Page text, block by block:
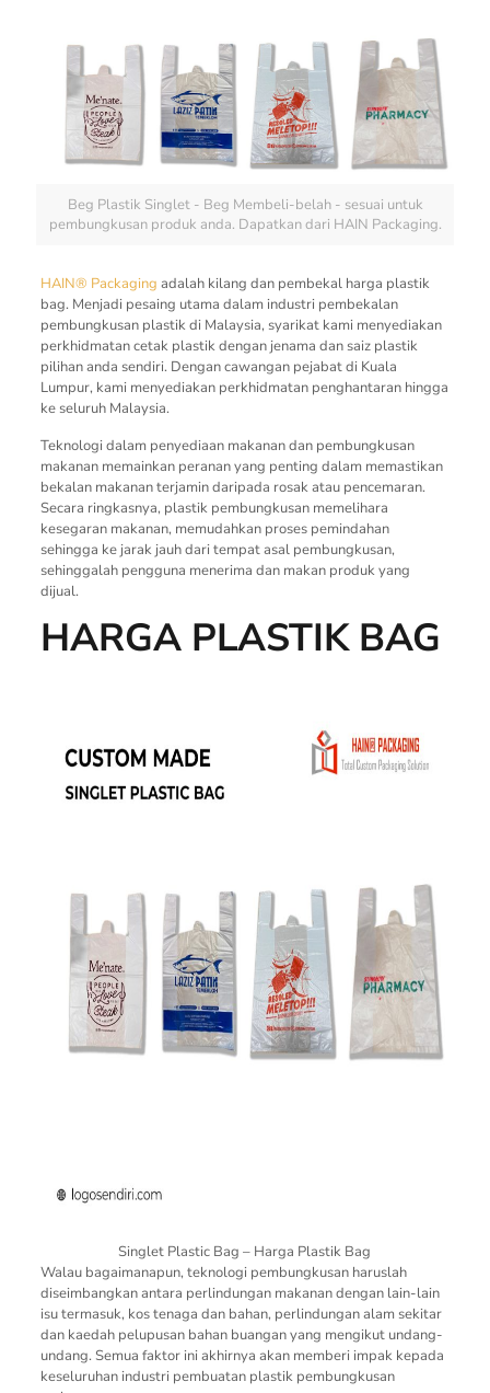
Beg Plastik Singlet - Beg Membeli-belah - sesuai untuk
pembungkusan produk anda. Dapatkan dari HAIN Packaging.
HAIN® Packaging adalah kilang dan pembekal harga plastik
bag. Menjadi pesaing utama dalam industri pembekalan
pembungkusan plastik di Malaysia, syarikat kami menyediakan
perkhidmatan cetak plastik dengan jenama dan saiz plastik
pilihan anda sendiri. Dengan cawangan pejabat di Kuala
Lumpur, kami menyediakan perkhidmatan penghantaran hingga
ke seluruh Malaysia.
Teknologi dalam penyediaan makanan dan pembungkusan
makanan memainkan peranan yang penting dalam memastikan
bekalan makanan terjamin daripada rosak atau pencemaran.
Secara ringkasnya, plastik pembungkusan memelihara
kesegaran makanan, memudahkan proses pemindahan
sehingga ke jarak jauh dari tempat asal pembungkusan,
sehinggalah pengguna menerima dan makan produk yang
dijual.
HARGA PLASTIK BAG
Singlet Plastic Bag – Harga Plastik Bag
Walau bagaimanapun, teknologi pembungkusan haruslah
diseimbangkan antara perlindungan makanan dengan lain-lain
isu termasuk, kos tenaga dan bahan, perlindungan alam sekitar
dan kaedah pelupusan bahan buangan yang mengikut undang-
undang. Semua faktor ini akhirnya akan memberi impak kepada
keseluruhan industri pembuatan plastik pembungkusan